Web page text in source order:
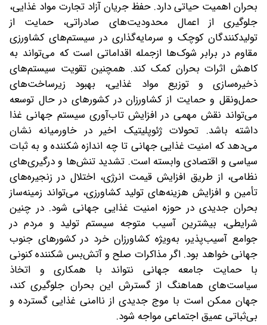
بحران اهمیت حیاتی دارد. حفظ جریان آزاد تجارت مواد غذایی،
جلوگیری از اعمال محدودیت‌های صادراتی، حمایت از
تولیدکنندگان کوچک و سرمایه‌گذاری در سیستم‌های کشاورزی
مقاوم در برابر شوک‌ها از‌جمله اقداماتی است که می‌تواند به
کاهش اثرات بحران کمک کند. همچنین تقویت سیستم‌های
ذخیره‌سازی و توزیع مواد غذایی، بهبود زیرساخت‌های
حمل‌ونقل و حمایت از کشاورزان در کشورهای در حال توسعه
می‌تواند نقش مهمی در افزایش تاب‌آوری سیستم جهانی غذا
داشته باشد. تحولات ژئوپلیتیک اخیر در خاورمیانه نشان
می‌دهد که امنیت غذایی جهانی تا چه اندازه شکننده و به ثبات
سیاسی و اقتصادی وابسته است. تشدید تنش‌ها و درگیری‌های
نظامی، از طریق افزایش قیمت انرژی، اختلال در زنجیره‌های
تأمین و افزایش هزینه‌های تولید کشاورزی، می‌تواند زمینه‌ساز
بحران جدیدی در حوزه امنیت غذایی جهانی شود. در چنین
شرایطی، بیشترین آسیب متوجه سیستم تولید و مردم در
جوامع آسیب‌پذیر، به‌ویژه کشاورزان خرد در کشورهای جنوب
جهانی خواهد بود. اگر مذاکرات صلح و آتش‌بس شکننده کنونی
با حمایت جامعه جهانی نتواند با همکاری و اتخاذ
سیاست‌های هماهنگ از گسترش این بحران جلوگیری کند،
جهان ممکن است با موج جدیدی از ناامنی غذایی گسترده و
بی‌ثباتی عمیق اجتماعی مواجه شود.